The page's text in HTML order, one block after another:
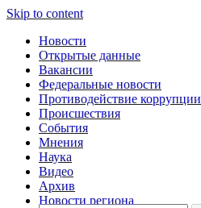
Skip to content
Новости
Открытые данные
Вакансии
Федеральные новости
Противодействие коррупции
Происшествия
События
Мнения
Наука
Видео
Архив
Новости региона